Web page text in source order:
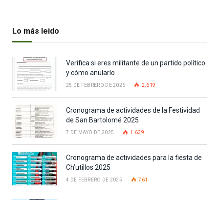
Lo más leido
Verifica si eres militante de un partido político
y cómo anularlo
25 DE FEBRERO DE 2026 2.619
Cronograma de actividades de la Festividad
de San Bartolomé 2025
7 DE MAYO DE 2025 1.639
Cronograma de actividades para la fiesta de
Ch’utillos 2025
4 DE FEBRERO DE 2025 761